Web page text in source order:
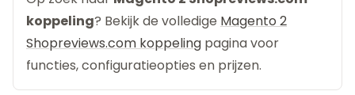
koppeling? Bekijk de volledige Magento 2
Shopreviews.com koppeling pagina voor
functies, configuratieopties en prijzen.